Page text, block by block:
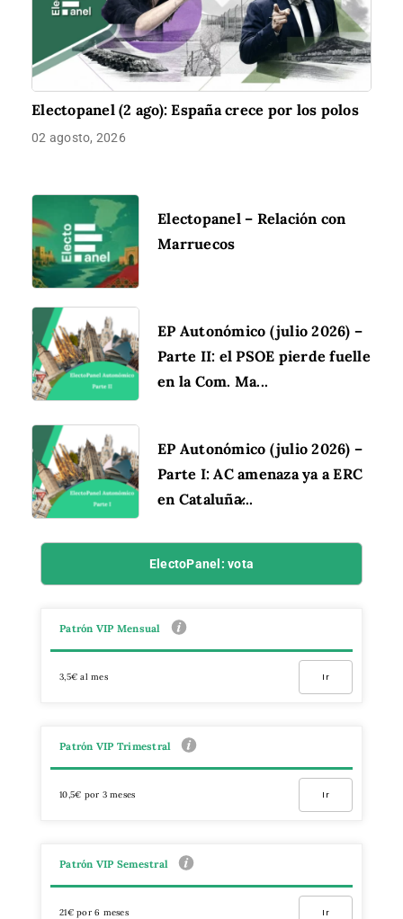
Electopanel (2 ago): España crece por los polos
02 agosto, 2026
Electopanel – Relación con
Marruecos
EP Autonómico (julio 2026) –
Parte II: el PSOE pierde fuelle
en la Com. Ma...
EP Autonómico (julio 2026) –
Parte I: AC amenaza ya a ERC
en Cataluña̷...
ElectoPanel: vota
Patrón VIP Mensual
3,5€ al mes Ir
Patrón VIP Trimestral
10,5€ por 3 meses Ir
Patrón VIP Semestral
21€ por 6 meses Ir